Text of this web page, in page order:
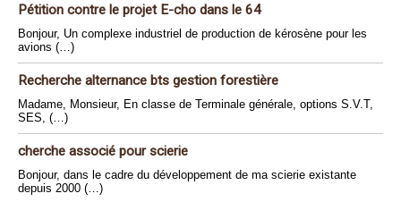
Pétition contre le projet E-cho dans le 64
Bonjour, Un complexe industriel de production de kérosène pour les
avions (…)
Recherche alternance bts gestion forestière
Madame, Monsieur, En classe de Terminale générale, options S.V.T,
SES, (…)
cherche associé pour scierie
Bonjour, dans le cadre du développement de ma scierie existante
depuis 2000 (…)